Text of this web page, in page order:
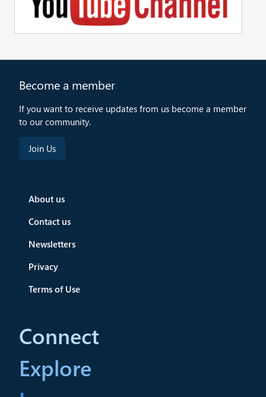
Become a member
If you want to receive updates from us become a member
to our community.
About us
Contact us
Newsletters
Privacy
Terms of Use
Connect
Explore